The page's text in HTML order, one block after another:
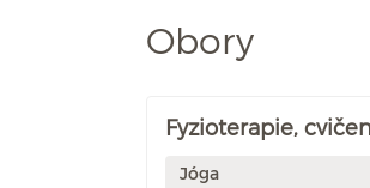
Obory
Fyzioterapie,
Jóga